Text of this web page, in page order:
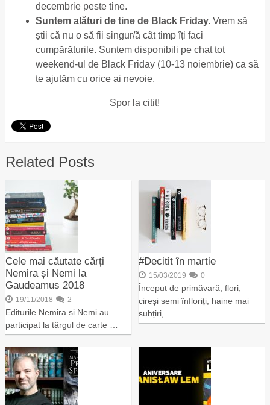
decembrie peste tine.
Suntem alături de tine de Black Friday.Vrem să
știi că nu o să fii singur/ă cât timp îți faci
cumpărăturile. Suntem disponibili pe chat tot
weekend-ul de Black Friday (10-13 noiembrie) ca să
te ajutăm cu orice ai nevoie.
Spor la citit!
Related Posts
Cele mai căutate cărți
Nemira și Nemi la
Gaudeamus 2018
19/11/2018 2
Editurile Nemira și Nemi au
participat la târgul de carte …
#Decitit în martie
15/03/2019 0
Început de primăvară, flori,
cireși semi înfloriți, haine mai
subțiri, …